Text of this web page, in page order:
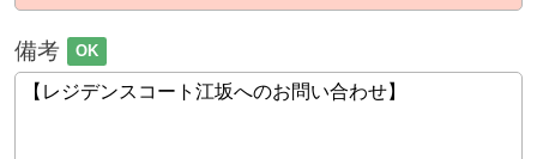
備考 OK